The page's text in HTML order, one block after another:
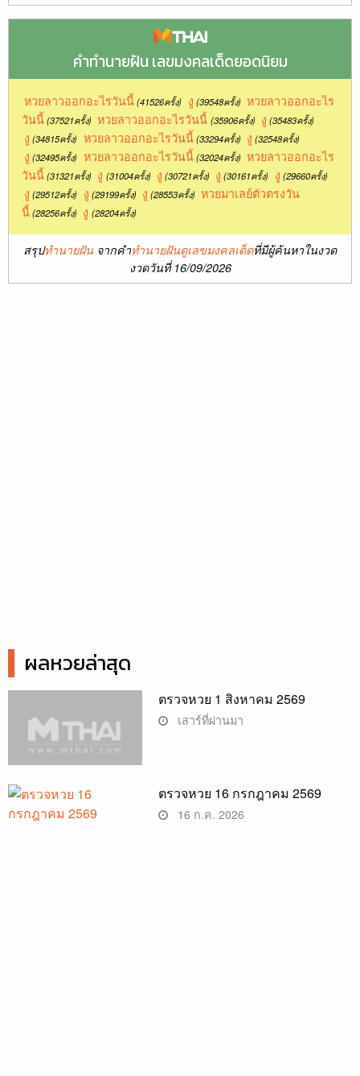
คำทำนายฝัน เลขมงคลเด็ดยอดนิยม
หวยลาวออกอะไรวันนี้ (41526ครั้ง) งู (39548ครั้ง) หวยลาวออกอะไร
วันนี้(37521ครั้ง) หวยลาวออกอะไรวันนี้ (35906ครั้ง) งู (35483ครั้ง)
งู (34815ครั้ง) หวยลาวออกอะไรวันนี้ (33294ครั้ง) งู (32548ครั้ง)
งู (32495ครั้ง) หวยลาวออกอะไรวันนี้ (32024ครั้ง) หวยลาวออกอะไร
วันนี้(31321ครั้ง) งู (31004ครั้ง) งู (30721ครั้ง) งู (30161ครั้ง) งู (29660ครั้ง)
งู (29512ครั้ง) งู (29199ครั้ง) งู (28553ครั้ง) หวยมาเลย์ตัวตรงวัน
นี้(28256ครั้ง) งู (28204ครั้ง)
สรุปทำนายฝัน จากคำทำนายฝันดูเลขมงคลเด็ดที่มีผู้ค้นหาในงวด
งวดวันที่ 16/09/2026
ผลหวยล่าสุด
ตรวจหวย 1 สิงหาคม 2569
เสาร์ที่ผ่านมา
ตรวจหวย 16 กรกฎาคม 2569
16 ก.ค. 2026